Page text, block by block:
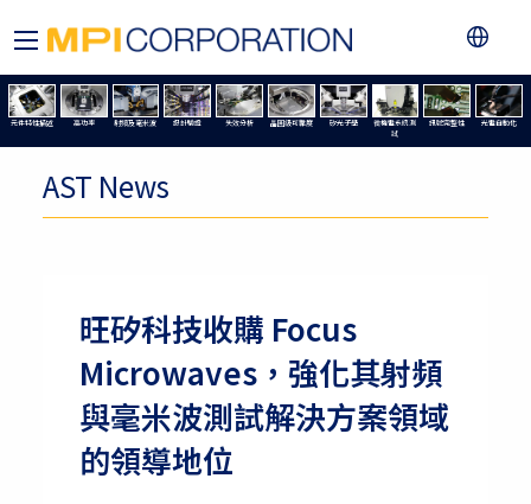
元件特性描述 高功率 射頻及毫米波 設計驗證 失效分析 晶圓級可靠度 矽光子學
微機電系統測
試
訊號完整性 光電自動化
AST News
旺矽科技收購 Focus
Microwaves，強化其射頻
與毫米波測試解決方案領域
的領導地位